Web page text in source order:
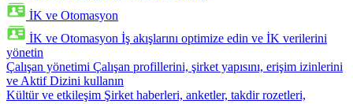
İK ve Otomasyon
İK ve Otomasyon İş akışlarını optimize edin ve İK verilerini
yönetin
Çalışan yönetimi Çalışan profillerini, şirket yapısını, erişim izinlerini
ve Aktif Dizini kullanın
Kültür ve etkileşim Şirket haberleri, anketler, takdir rozetleri,